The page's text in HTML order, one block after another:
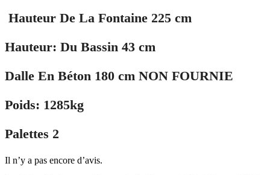
Hauteur De La Fontaine 225 cm
Hauteur: Du Bassin 43 cm
Dalle En Béton 180 cm NON FOURNIE
Poids: 1285kg
Palettes 2
Il n’y a pas encore d’avis.